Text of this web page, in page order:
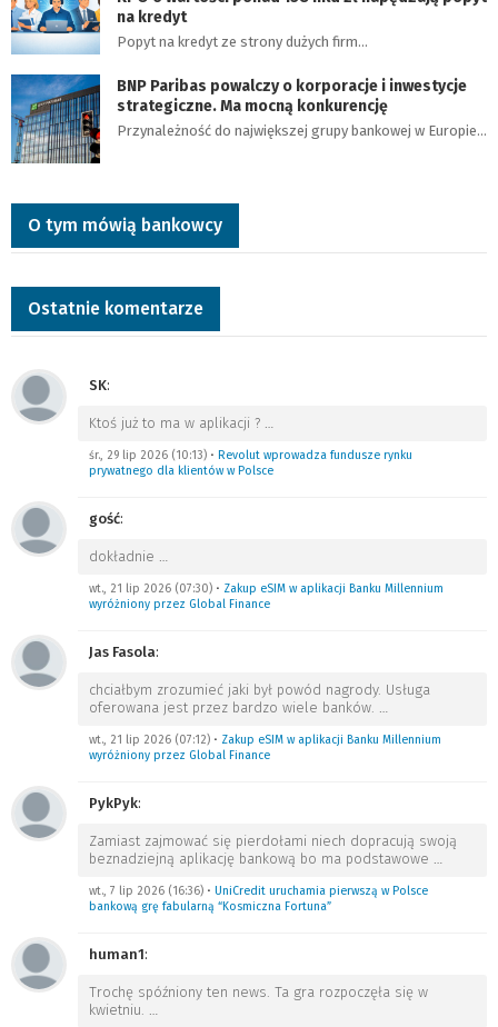
na kredyt
Popyt na kredyt ze strony dużych firm…
BNP Paribas powalczy o korporacje i inwestycje
strategiczne. Ma mocną konkurencję
Przynależność do największej grupy bankowej w Europie…
O tym mówią bankowcy
Ostatnie komentarze
SK:
Ktoś już to ma w aplikacji ? …
śr., 29 lip 2026 (10:13) • Revolut wprowadza fundusze rynku
prywatnego dla klientów w Polsce
gość:
dokładnie …
wt., 21 lip 2026 (07:30) • Zakup eSIM w aplikacji Banku Millennium
wyróżniony przez Global Finance
Jas Fasola:
chciałbym zrozumieć jaki był powód nagrody. Usługa
oferowana jest przez bardzo wiele banków. …
wt., 21 lip 2026 (07:12) • Zakup eSIM w aplikacji Banku Millennium
wyróżniony przez Global Finance
PykPyk:
Zamiast zajmować się pierdołami niech dopracują swoją
beznadziejną aplikację bankową bo ma podstawowe …
wt., 7 lip 2026 (16:36) • UniCredit uruchamia pierwszą w Polsce
bankową grę fabularną “Kosmiczna Fortuna”
human1:
Trochę spóźniony ten news. Ta gra rozpoczęła się w
kwietniu. …